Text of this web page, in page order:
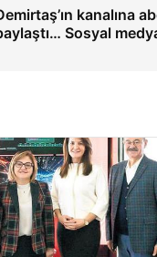
kanalına
Sosyal